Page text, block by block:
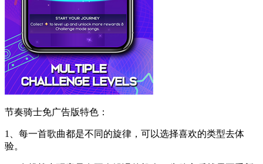
节奏骑士免广告版特色：
1、每一首歌曲都是不同的旋律，可以选择喜欢的类型去体
验。